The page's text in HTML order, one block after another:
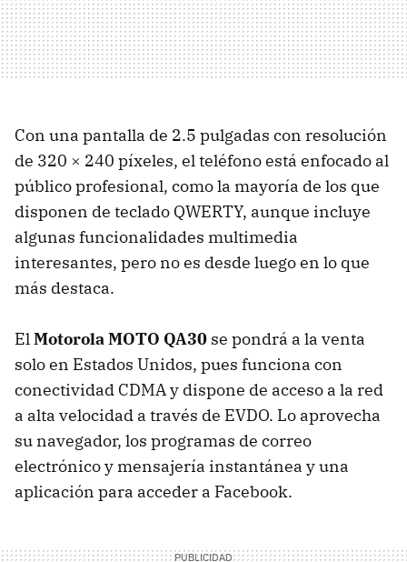
Con una pantalla de 2.5 pulgadas con resolución
de 320 × 240 píxeles, el teléfono está enfocado al
público profesional, como la mayoría de los que
disponen de teclado QWERTY, aunque incluye
algunas funcionalidades multimedia
interesantes, pero no es desde luego en lo que
más destaca.
ElMotorolaMOTO QA30 se pondrá a la venta
solo en Estados Unidos, pues funciona con
conectividad CDMAy dispone de acceso a la red
a alta velocidad a través de EVDO. Lo aprovecha
su navegador, los programas de correo
electrónico y mensajería instantánea y una
aplicación para acceder a Facebook.